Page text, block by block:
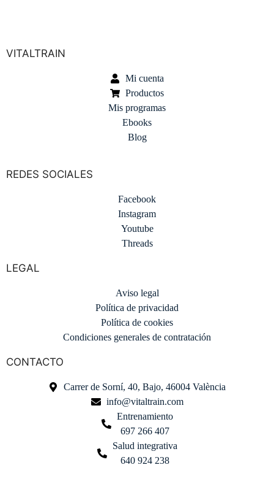
VITALTRAIN
Mi cuenta
Productos
Mis programas
Ebooks
Blog
REDES SOCIALES
Facebook
Instagram
Youtube
Threads
LEGAL
Aviso legal
Política de privacidad
Política de cookies
Condiciones generales de contratación
CONTACTO
Carrer de Sorní, 40, Bajo, 46004 València
info@vitaltrain.com
Entrenamiento
697 266 407
Salud integrativa
640 924 238